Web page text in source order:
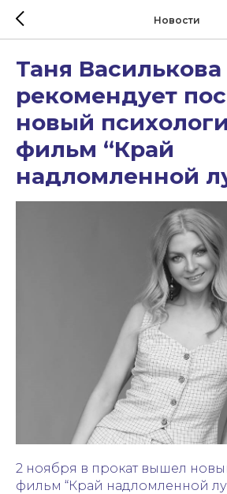
Новости
Таня Василькова
рекомендует
новый
фильм “Край
надломленной
2 ноября в прокат вышел
фильм “Край надломленной